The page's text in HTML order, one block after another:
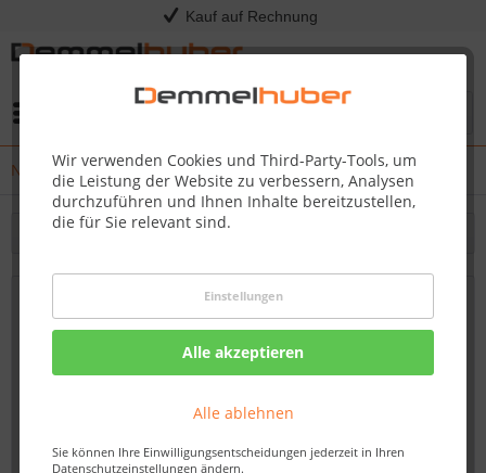
Kauf auf Rechnung
Wir verwenden Cookies und Third-Party-Tools, um
die Leistung der Website zu verbessern, Analysen
durchzuführen und Ihnen Inhalte bereitzustellen,
die für Sie relevant sind.
Einstellungen
Alle akzeptieren
Alle ablehnen
Sie können Ihre Einwilligungsentscheidungen jederzeit in Ihren
Datenschutzeinstellungen ändern.
News
Filtern
Vinylboden kaufen zu attraktiven Preisen
bei Demmelhuber in Hainichen – Robust,
praktisch und stilvoll